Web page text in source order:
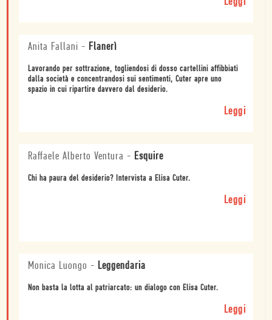
Anita Fallani - Flanerì
Lavorando per sottrazione, togliendosi di dosso cartellini affibbiati
dalla società e concentrandosi sui sentimenti, Cuter apre uno
spazio in cui ripartire davvero dal desiderio.
Leggi
Raffaele Alberto Ventura - Esquire
Chi ha paura del desiderio? Intervista a Elisa Cuter.
Leggi
Monica Luongo - Leggendaria
Non basta la lotta al patriarcato: un dialogo con Elisa Cuter.
Leggi